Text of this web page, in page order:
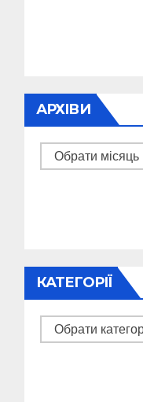
АРХІВИ
Архіви
КАТЕГОРІЇ
Категорії